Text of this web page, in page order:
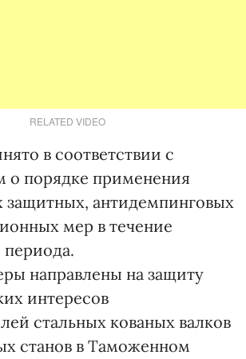
RELATED VIDEO
в соответст­вии с
о порядке применения
защитных, антидемпинговых
мер в течение
периода.
направлены на защиту
интересов
стальных кованых валков
станов в Таможенном